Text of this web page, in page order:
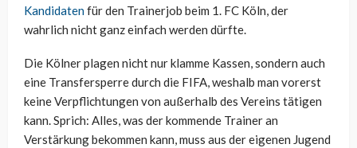
Kandidatenfür den Trainerjob beim 1. FC Köln, der
wahrlich nicht ganz einfach werden dürfte.
Die Kölner plagen nicht nur klamme Kassen, sondern auch
eine Transfersperre durch die FIFA, weshalb man vorerst
keine Verpflichtungen von außerhalb des Vereins tätigen
kann. Sprich: Alles, was der kommende Trainer an
Verstärkung bekommen kann, muss aus der eigenen Jugend